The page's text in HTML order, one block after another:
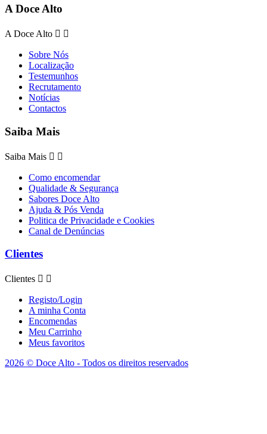
A Doce Alto
A Doce Alto  
Sobre Nós
Localização
Testemunhos
Recrutamento
Notícias
Contactos
Saiba Mais
Saiba Mais  
Como encomendar
Qualidade & Segurança
Sabores Doce Alto
Ajuda & Pós Venda
Politica de Privacidade e Cookies
Canal de Denúncias
Clientes
Clientes  
Registo/Login
A minha Conta
Encomendas
Meu Carrinho
Meus favoritos
2026 © Doce Alto - Todos os direitos reservados